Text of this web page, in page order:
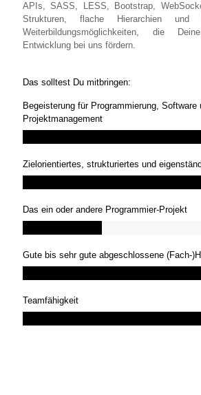
APIs, SASS, LESS, Bootstrap,
Strukturen, flache Hierarchien und
Weiterbildungsmöglichkeiten, die
Entwicklung bei uns fördern.
Das solltest Du mitbringen:
Begeisterung für Programmierung, Software
Projektmanagement
Zielorientiertes, strukturiertes und
Das ein oder andere Programmier-Projekt
Gute bis sehr gute abgeschlossene (Fach-
Teamfähigkeit